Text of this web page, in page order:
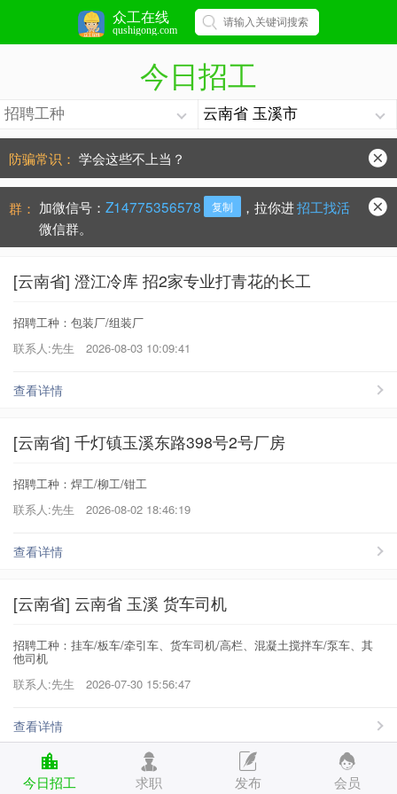
众工在线
qushigong.com
今日招工
防骗常识： 学会这些不上当？
手机号被冒用，点击查看处理办法。
群： 加微信号： Z14775356578 复制 ，拉你进招工找活
微信群。
[云南省] 澄江冷库 招2家专业打青花的长工
招聘工种：包装厂/组装厂
联系人:先生
2026-08-03 10:09:41
查看详情
[云南省] 千灯镇玉溪东路398号2号厂房
招聘工种：焊工/柳工/钳工
联系人:先生
2026-08-02 18:46:19
查看详情
[云南省] 云南省 玉溪 货车司机
招聘工种：挂车/板车/牵引车、货车司机/高栏、混凝土搅拌车/泵车、其
他司机
联系人:先生
2026-07-30 15:56:47
查看详情
[云南省] 炼油厂项目 零基础可学
今日招工 求职 发布 会员